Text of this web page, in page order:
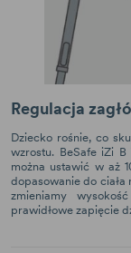
Regulacja
Dziecko rośnie, co
wzrostu. BeSafe iZi
można ustawić w aż
dopasowanie do ciała
zmieniamy
prawidłowe zapięcie